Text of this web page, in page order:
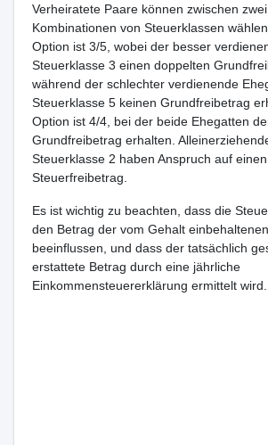
Verheiratete Paare können zwischen zwei
Kombinationen von Steuerklassen
Option ist 3/5, wobei der besser
Steuerklasse 3 einen doppelten
während der schlechter verdienende
Steuerklasse 5 keinen Grundfreibetrag
Option ist 4/4, bei der beide Ehegatten
Grundfreibetrag erhalten.
Steuerklasse 2 haben Anspruch auf
Steuerfreibetrag.
Es ist wichtig zu beachten, dass die
den Betrag der vom Gehalt
beeinflussen, und dass der tatsächlich
erstattete Betrag durch eine jährliche
Einkommensteuererklärung ermittelt wird.